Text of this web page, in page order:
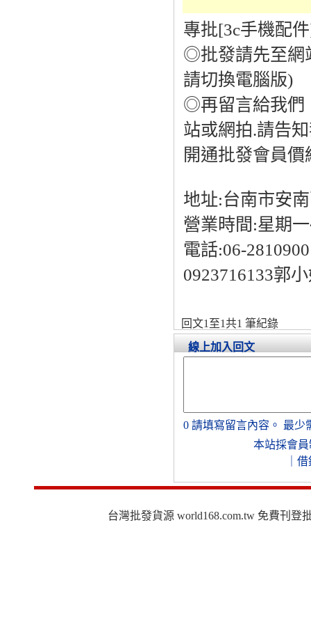
專批[3c手機配
◎批發請先至網
請切換電腦版)
◎再留言給我們
站或網拍.請告
開通批發會員價
地址:台南市安
營業時間:星期
電話:06-2810900
0923716133郭
回文1至1共1 筆紀錄
線上加入回文
0 請填寫留言內容。 最少
本站採會員
借
台灣批發貨源 world168.com.tw 免費刊登